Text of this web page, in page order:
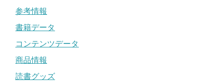
参考情報
書籍データ
コンテンツデータ
商品情報
読書グッズ